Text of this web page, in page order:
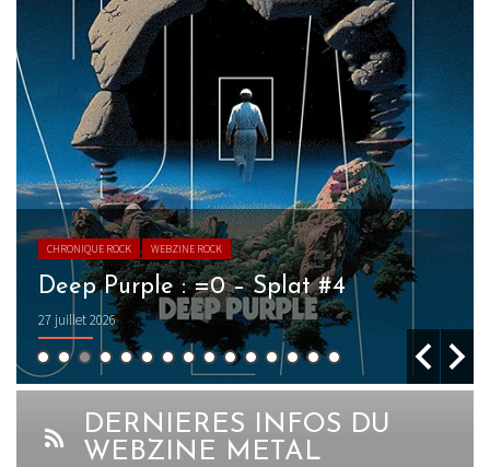
CHRONIQUE ROCK WEBZINE ROCK
Deep Purple : =0 – Splat #4
27 juillet 2026
DERNIERES INFOS DU
WEBZINE METAL